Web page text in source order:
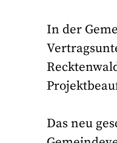
In der
Das neu